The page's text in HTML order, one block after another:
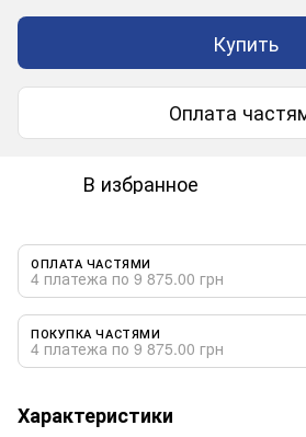
Купить
Оплата
В избранное
ОПЛАТА ЧАСТЯМИ
4 платежа по 9 875.00 грн
ПОКУПКА ЧАСТЯМИ
4 платежа по 9 875.00 грн
Характеристики